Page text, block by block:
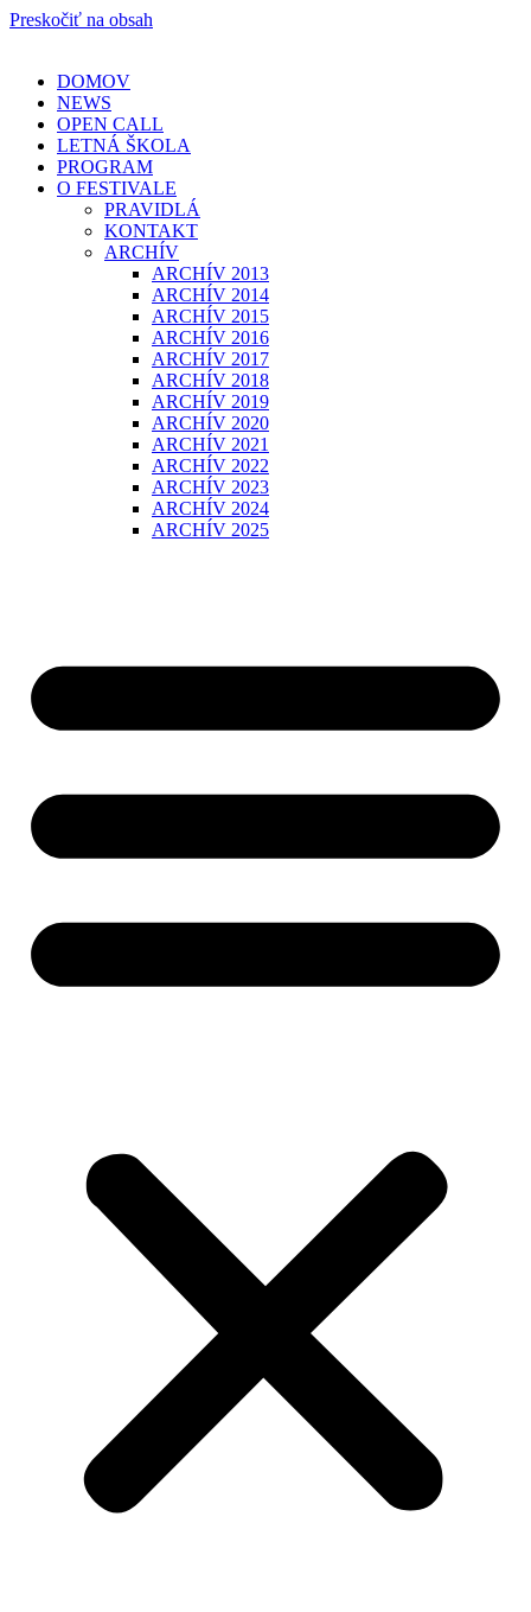
Preskočiť na obsah
DOMOV
NEWS
OPEN CALL
LETNÁ ŠKOLA
PROGRAM
O FESTIVALE
PRAVIDLÁ
KONTAKT
ARCHÍV
ARCHÍV 2013
ARCHÍV 2014
ARCHÍV 2015
ARCHÍV 2016
ARCHÍV 2017
ARCHÍV 2018
ARCHÍV 2019
ARCHÍV 2020
ARCHÍV 2021
ARCHÍV 2022
ARCHÍV 2023
ARCHÍV 2024
ARCHÍV 2025